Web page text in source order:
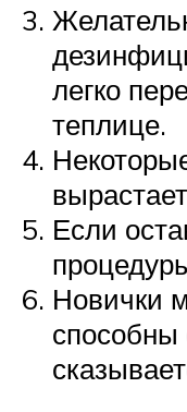
легко
теплице.
Если
Новички
способны